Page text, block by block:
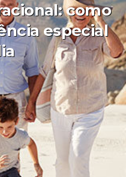
como
especial